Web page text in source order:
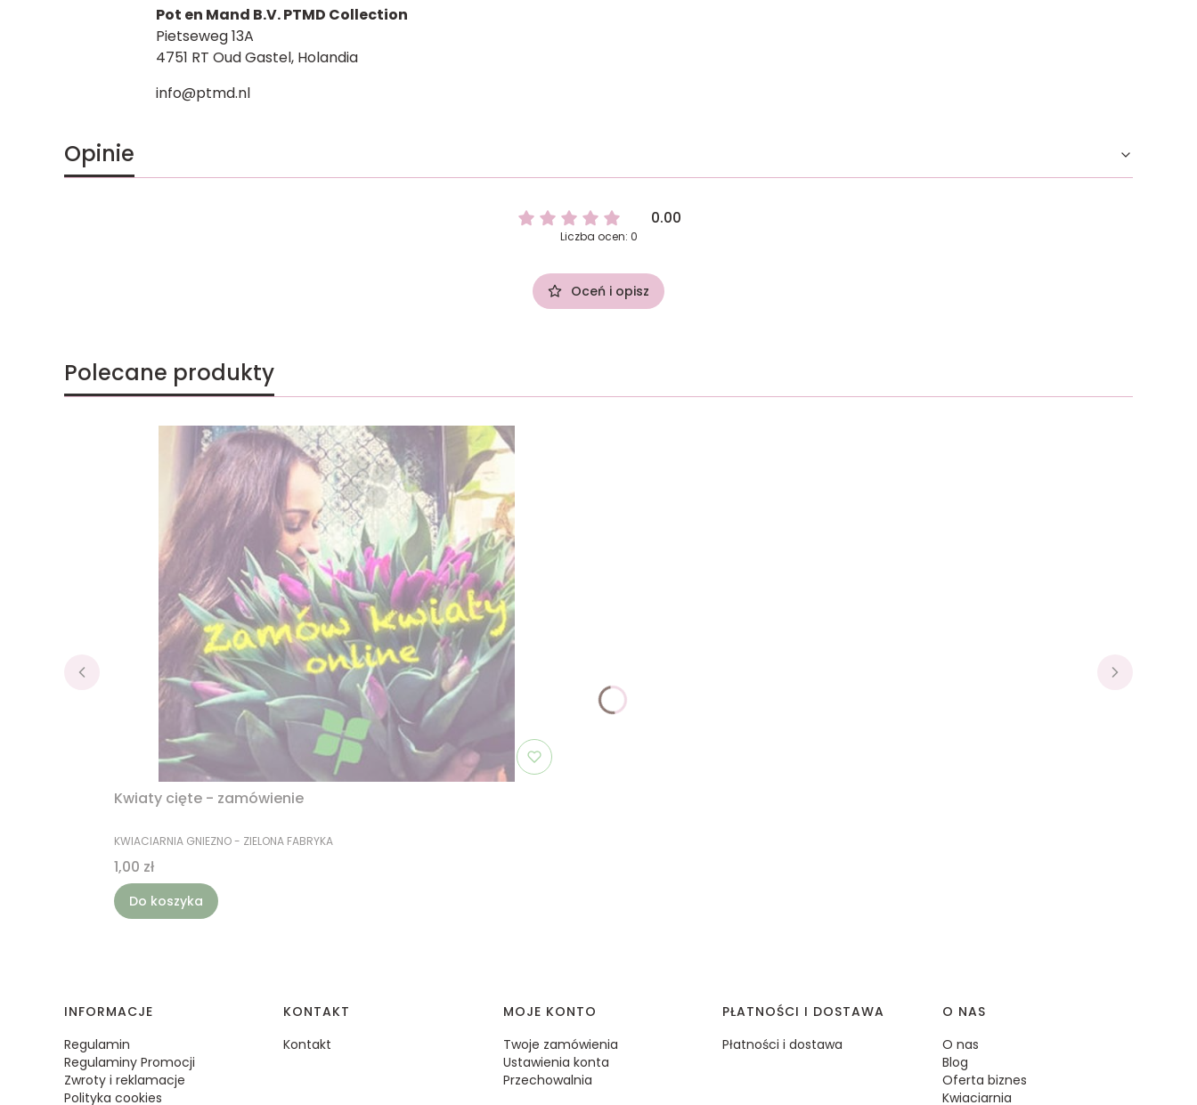
Pot en Mand B.V. PTMD Collection
Pietseweg 13A
4751 RT Oud Gastel, Holandia
info@ptmd.nl
Opinie
0.00
Liczba ocen: 0
Oceń i opisz
Polecane produkty
Kwiaty cięte - zamówienie
PRODUCENT
KWIACIARNIA GNIEZNO - ZIELONA FABRYKA
Cena
1,00 zł
Do koszyka
Linki w stopce
INFORMACJE
Regulamin
Regulaminy Promocji
Zwroty i reklamacje
Polityka cookies
KONTAKT
Kontakt
MOJE KONTO
Twoje zamówienia
Ustawienia konta
Przechowalnia
PŁATNOŚCI I DOSTAWA
Płatności i dostawa
O NAS
O nas
Blog
Oferta biznes
Kwiaciarnia